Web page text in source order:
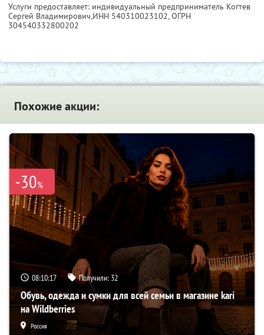
Услуги предоставляет: индивидуальный предприниматель Когтев
Сергей Владимирович,ИНН 540310023102, ОГРН
304540332800202
Похожие акции:
-30%
08:10:16 Получили: 32
Обувь, одежда и сумки для всей семьи в магазине kari
на Wildberries
Россия